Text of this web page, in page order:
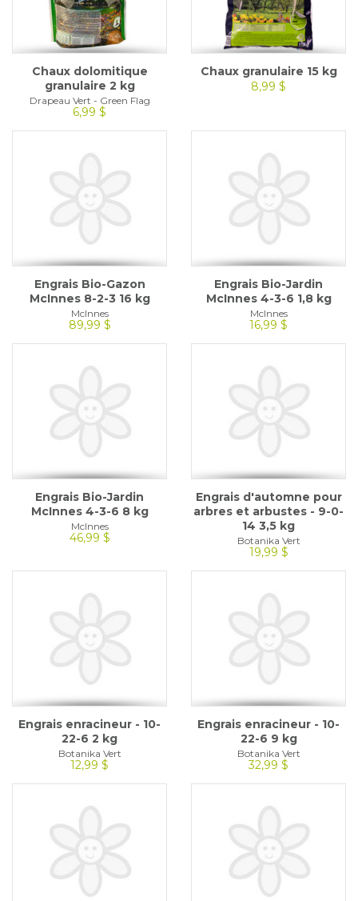
Chaux dolomitique
granulaire 2 kg
Drapeau Vert - Green Flag
6,99 $
Chaux granulaire 15 kg
8,99 $
Engrais Bio-Gazon
McInnes 8-2-3 16 kg
McInnes
89,99 $
Engrais Bio-Jardin
McInnes 4-3-6 1,8 kg
McInnes
16,99 $
Engrais Bio-Jardin
McInnes 4-3-6 8 kg
McInnes
46,99 $
Engrais d'automne pour
arbres et arbustes - 9-0-
14 3,5 kg
Botanika Vert
19,99 $
Engrais enracineur - 10-
22-6 2 kg
Botanika Vert
12,99 $
Engrais enracineur - 10-
22-6 9 kg
Botanika Vert
32,99 $